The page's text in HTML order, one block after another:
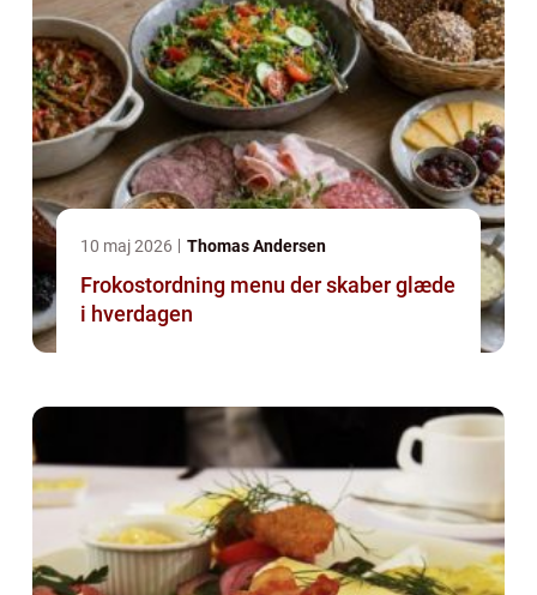
10 maj 2026 Thomas Andersen
Frokostordning menu der skaber glæde
i hverdagen